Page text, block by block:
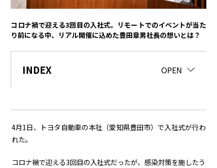
豊田章男 株主総会 労使協議会
スポーツ
クルマ
テクノロジー
カーボンニュートラル 水素エンジン BEV 燃料電池車（FCEV）
コロナ禍で迎える3回目の入社式。リモートでのイベントが当た
り前になる中、リアル開催に込めた豊田章男社長の想いとは？
INDEX OPEN
CLOSE
4月1日、トヨタ自動車の本社（愛知県豊田市）で入社式が行わ
れた。
コロナ禍で迎える3回目の入社式だったが、感染対策を施したう